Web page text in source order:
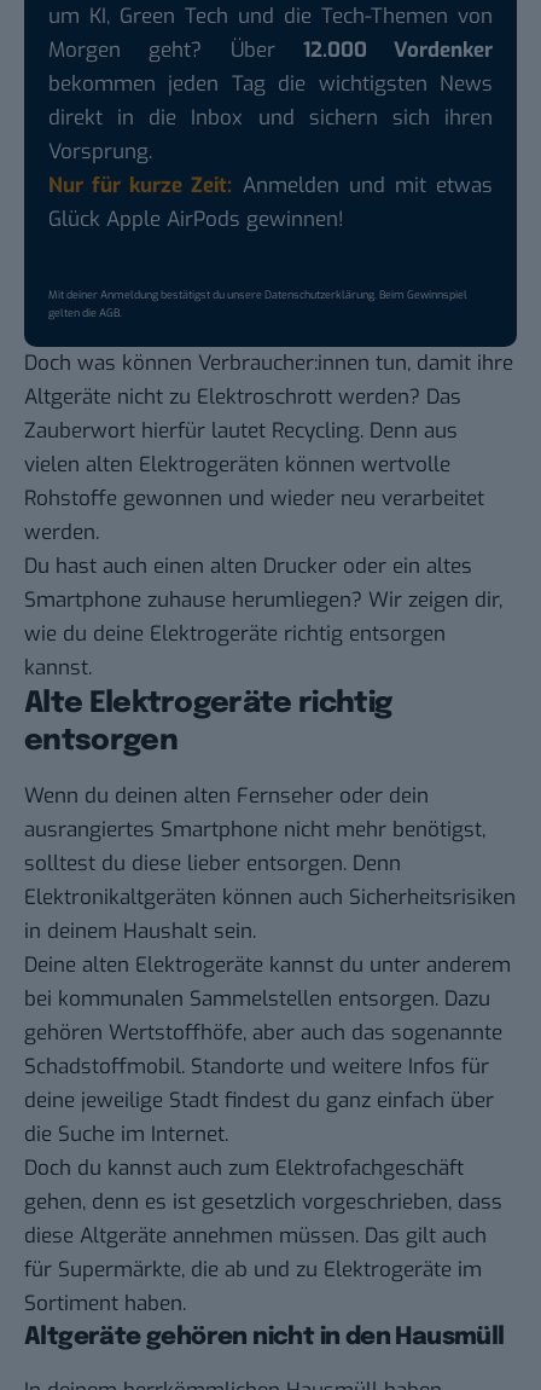
um KI, Green Tech und die Tech-Themen von
Morgen geht? Über 12.000 Vordenker
bekommen jeden Tag die wichtigsten News
direkt in die Inbox und sichern sich ihren
Vorsprung.
Nur für kurze Zeit: Anmelden und mit etwas
Glück Apple AirPods gewinnen!
Mit deiner Anmeldung bestätigst du unsereDatenschutzerklärung. Beim Gewinnspiel
gelten dieAGB.
Doch was können Verbraucher:innen tun, damit ihre
Altgeräte nicht zu Elektroschrott werden? Das
Zauberwort hierfür lautet Recycling. Denn aus
vielen alten Elektrogeräten können wertvolle
Rohstoffe gewonnen und wieder neu verarbeitet
werden.
Du hast auch einen alten Drucker oder ein altes
Smartphone zuhause herumliegen? Wir zeigen dir,
wie du deine Elektrogeräte richtig entsorgen
kannst.
Alte Elektrogeräte richtig
entsorgen
Wenn du deinen alten Fernseher oder dein
ausrangiertes Smartphone nicht mehr benötigst,
solltest du diese lieber entsorgen. Denn
Elektronikaltgeräten können auch Sicherheitsrisiken
in deinem Haushalt sein.
Deine alten Elektrogeräte kannst du unter anderem
bei kommunalen Sammelstellen entsorgen. Dazu
gehören Wertstoffhöfe, aber auch das sogenannte
Schadstoffmobil. Standorte und weitere Infos für
deine jeweilige Stadt findest du ganz einfach über
die Suche im Internet.
Doch du kannst auch zum Elektrofachgeschäft
gehen, denn es ist gesetzlich vorgeschrieben, dass
diese Altgeräte annehmen müssen. Das gilt auch
für Supermärkte, die ab und zu Elektrogeräte im
Sortiment haben.
Altgeräte gehören nicht in den Hausmüll